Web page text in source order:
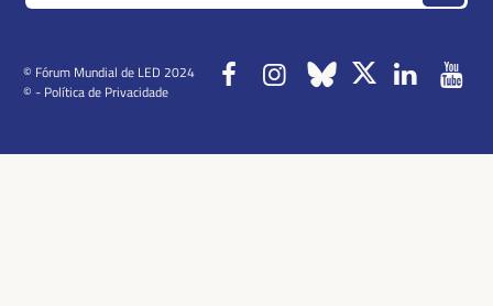
© Fórum Mundial de LED 2024
© - Política de Privacidade